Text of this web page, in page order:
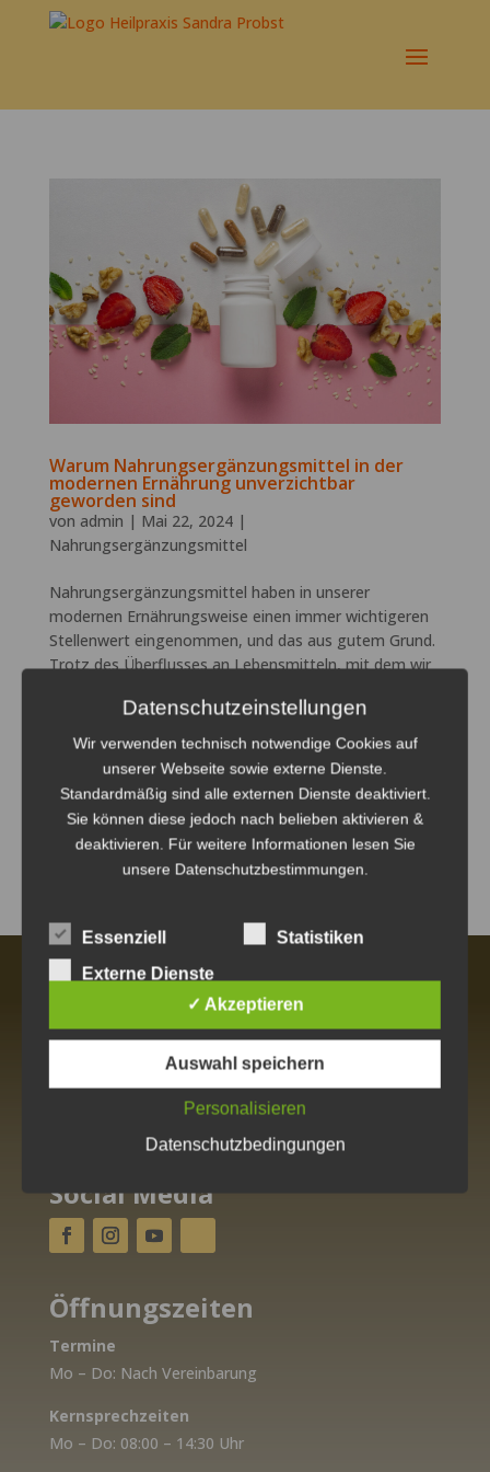
Warum Nahrungsergänzungsmittel in der
modernen Ernährung unverzichtbar
geworden sind
von admin | Mai 22, 2024|
Nahrungsergänzungsmittel
Nahrungsergänzungsmittel haben in unserer
modernen Ernährungsweise einen immer wichtigeren
Stellenwert eingenommen, und das aus gutem Grund.
Trotz des Überflusses an Lebensmitteln, mit dem wir
viele Menschen nicht...
SUCHEN
Keine Kommentare vorhanden.
Naturheilpraxis Sandra Probst
info@heilpraxis-sandraprobst.de
Social Media
Öffnungszeiten
Termine
Mo – Do: Nach Vereinbarung
Kernsprechzeiten
Mo – Do: 08:00 – 14:30 Uhr
Datenschutzeinstellungen
Wir verwenden technisch notwendige Cookies auf
unserer Webseite sowie externe Dienste.
Standardmäßig sind alle externen Dienste deaktiviert.
Sie können diese jedoch nach belieben aktivieren &
deaktivieren. Für weitere Informationen lesen Sie
unsere Datenschutzbestimmungen.
Essenziell
Statistiken
Externe Dienste
✓ Akzeptieren
Auswahl speichern
Personalisieren
Datenschutzbedingungen